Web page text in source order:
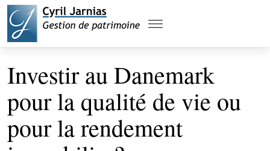
Investir au Danemark
pour la qualité de vie ou
pour la rendement